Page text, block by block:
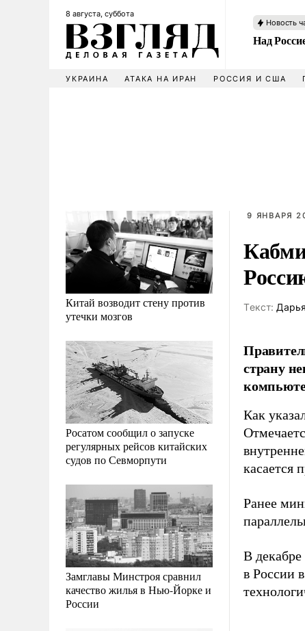
8 августа, суббота
Новость
Над
УКРАИНА АТАКА НА ИРАН РОССИЯ И США
Китай возводит стену против
утечки мозгов
Росатом сообщил о запуске
регулярных рейсов китайских
судов по Севморпути
Замглавы Минстроя сравнил
качество жилья в Нью-Йорке и
России
9 ЯНВАРЯ
Tекст:
страну
Как
касается
Ранее
В
в России